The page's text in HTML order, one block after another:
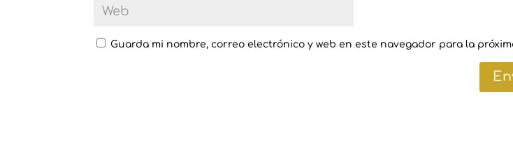
Guarda mi nombre, correo electrónico y web en este navegador para la